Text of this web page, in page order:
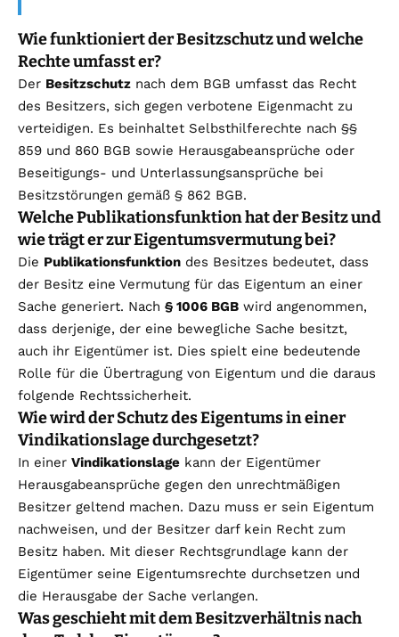
Wie funktioniert der Besitzschutz und welche
Rechte umfasst er?
Der Besitzschutz nach dem BGB umfasst das Recht
des Besitzers, sich gegen verbotene Eigenmacht zu
verteidigen. Es beinhaltet Selbsthilferechte nach §§
859 und 860 BGB sowie Herausgabeansprüche oder
Beseitigungs- und Unterlassungsansprüche bei
Besitzstörungen gemäß § 862 BGB.
Welche Publikationsfunktion hat der Besitz und
wie trägt er zur Eigentumsvermutung bei?
Die Publikationsfunktion des Besitzes bedeutet, dass
der Besitz eine Vermutung für das Eigentum an einer
Sache generiert. Nach § 1006 BGB wird angenommen,
dass derjenige, der eine bewegliche Sache besitzt,
auch ihr Eigentümer ist. Dies spielt eine bedeutende
Rolle für die Übertragung von Eigentum und die daraus
folgende Rechtssicherheit.
Wie wird der Schutz des Eigentums in einer
Vindikationslage durchgesetzt?
In einer Vindikationslage kann der Eigentümer
Herausgabeansprüche gegen den unrechtmäßigen
Besitzer geltend machen. Dazu muss er sein Eigentum
nachweisen, und der Besitzer darf kein Recht zum
Besitz haben. Mit dieser Rechtsgrundlage kann der
Eigentümer seine Eigentumsrechte durchsetzen und
die Herausgabe der Sache verlangen.
Was geschieht mit dem Besitzverhältnis nach